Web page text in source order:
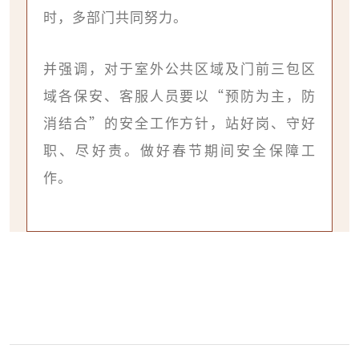
时，多部门共同努力。
并强调，对于室外公共区域及门前三包区
域各保安、客服人员要以“预防为主，防
消结合”的安全工作方针，站好岗、守好
职、尽好责。做好春节期间安全保障工
作。